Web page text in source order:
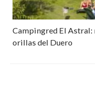
Campingred El Astral:
orillas del Duero